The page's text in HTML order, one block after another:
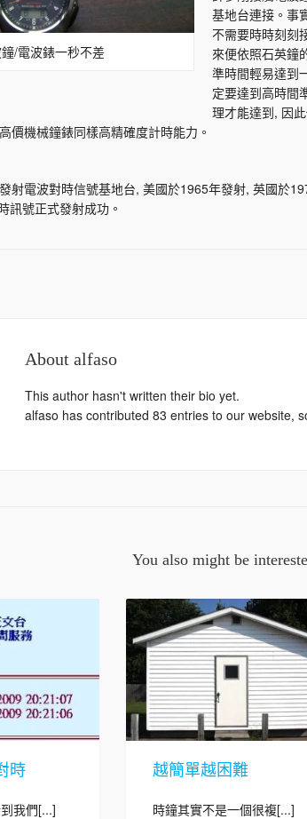
/電波錶一秒不差
基地台連接。事
不需要時時刻刻
來便依照石英鐘
準時間輕易達到
定要達到高時間
理才能達到, 因
價機械鐘錶同樣高精確度計時能力。
射電波對時信號基地台, 美國於1965年發射, 英國於
訊號正式發射成功。
About alfaso
This author hasn't written their bio yet.
alfaso has contributed 83 entries to our website,
You also might be
時
我們[...]
越簡單越困難
時鐘其實不是一個很複[...]